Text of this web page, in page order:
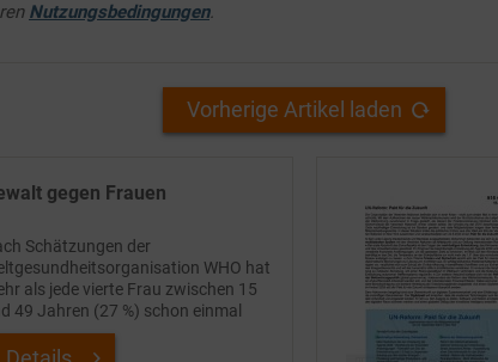
Nutzungsbedingungen.
Vorherige Artikel laden
gegen Frauen
Schätzungen der
WHO hat
als jede vierte Frau zwischen 15
49 Jahren (27 %) schon einmal
oder sexuelle Gewalt durch
Partner erfahren. Hinzu kommen